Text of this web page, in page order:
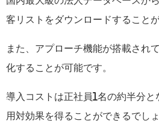
客リストをダウンロードすること
また、アプローチ機能が搭載され
化することが可能です。
導入コストは正社員1 名の約半分と
用対効果を得ることができるでしょ